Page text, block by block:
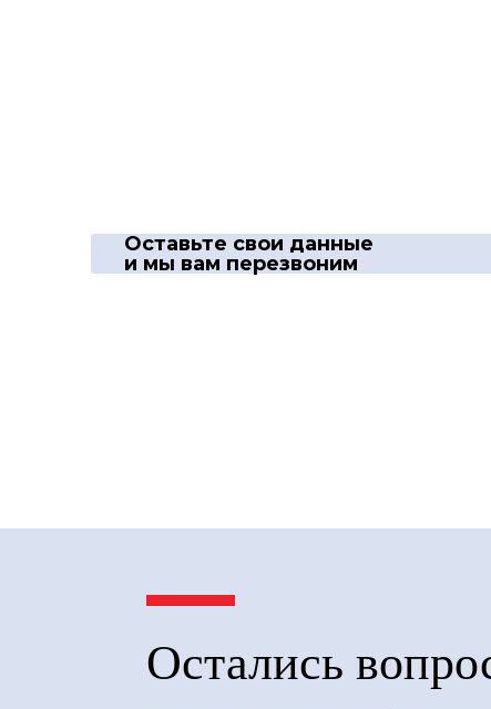
Оставьте свои данные
и мы вам перезвоним
Остались